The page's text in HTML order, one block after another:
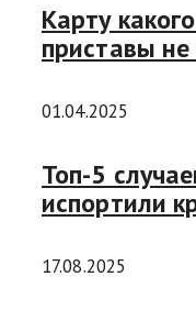
Карту
приставы
01.04.2025
Топ-5
испортили
17.08.2025